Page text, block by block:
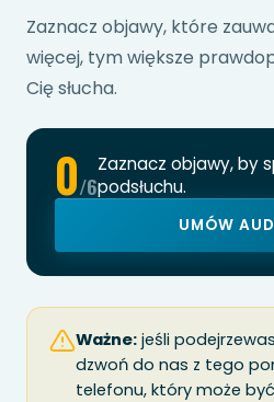
Zaznacz objawy, które
więcej, tym większe
Cię słucha.
0/6
Zaznacz objawy, by
podsłuchu.
UMÓW
Ważne: jeśli
dzwoń do nas z tego
telefonu, który może